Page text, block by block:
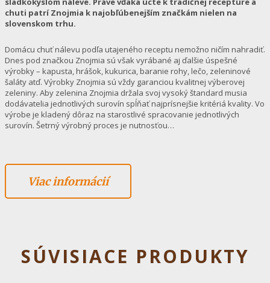
chuti patrí Znojmia k najobľúbenejším značkám nielen na
slovenskom trhu.
Domácu chuť nálevu podľa utajeného receptu nemožno ničím nahradiť.
Dnes pod značkou Znojmia sú však vyrábané aj ďalšie úspešné
výrobky – kapusta, hrášok, kukurica, baranie rohy, lečo, zeleninové
šaláty atď. Výrobky Znojmia sú vždy garanciou kvalitnej výberovej
zeleniny. Aby zelenina Znojmia držala svoj vysoký štandard musia
dodávatelia jednotlivých surovín spĺňať najprísnejšie kritériá kvality. Vo
výrobe je kladený dôraz na starostlivé spracovanie jednotlivých
surovín. Šetrný výrobný proces je nutnosťou…
Viac informácií
SÚVISIACE PRODUKTY